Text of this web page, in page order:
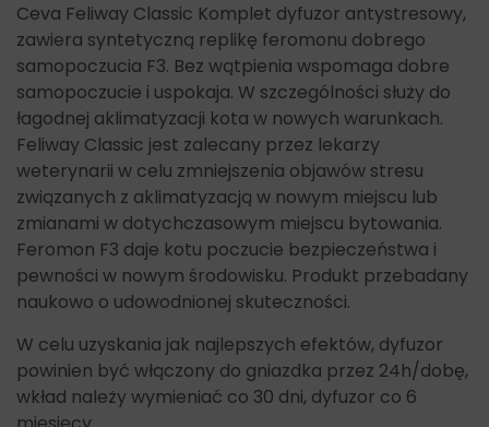
Ceva Feliway Classic Komplet dyfuzor antystresowy,
zawiera syntetyczną replikę feromonu dobrego
samopoczucia F3. Bez wątpienia wspomaga dobre
samopoczucie i uspokaja. W szczególności służy do
łagodnej aklimatyzacji kota w nowych warunkach.
Feliway Classic jest zalecany przez lekarzy
weterynarii w celu zmniejszenia objawów stresu
związanych z aklimatyzacją w nowym miejscu lub
zmianami w dotychczasowym miejscu bytowania.
Feromon F3 daje kotu poczucie bezpieczeństwa i
pewności w nowym środowisku. Produkt przebadany
naukowo o udowodnionej skuteczności.
W celu uzyskania jak najlepszych efektów, dyfuzor
powinien być włączony do gniazdka przez 24h/dobę,
wkład należy wymieniać co 30 dni, dyfuzor co 6